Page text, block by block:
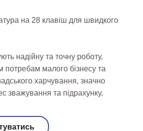
на 28 клавіш для швидкого
надійну та точну роботу,
потребам малого бізнесу та
харчування, значно
зважування та підрахунку.